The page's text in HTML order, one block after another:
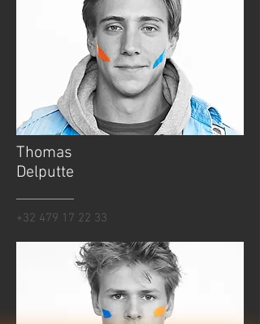
Thomas
Delputte
+32 479 17 22 33